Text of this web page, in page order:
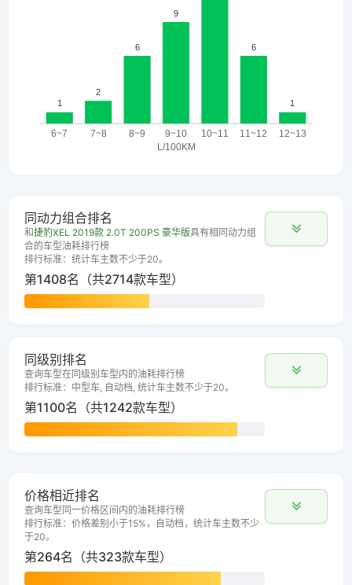
同动力组合排名
和捷豹XEL 2019款 2.0T 200PS 豪华版具有相同动力组
合的车型油耗排行榜
排行标准：统计车主数不少于20。
第1408名（共2714款车型）
同级别排名
查询车型在同级别车型内的油耗排行榜
排行标准：中型车, 自动档, 统计车主数不少于20。
第1100名（共1242款车型）
价格相近排名
查询车型同一价格区间内的油耗排行榜
排行标准：价格差别小于15%，自动档，统计车主数不少
于20。
第264名（共323款车型）